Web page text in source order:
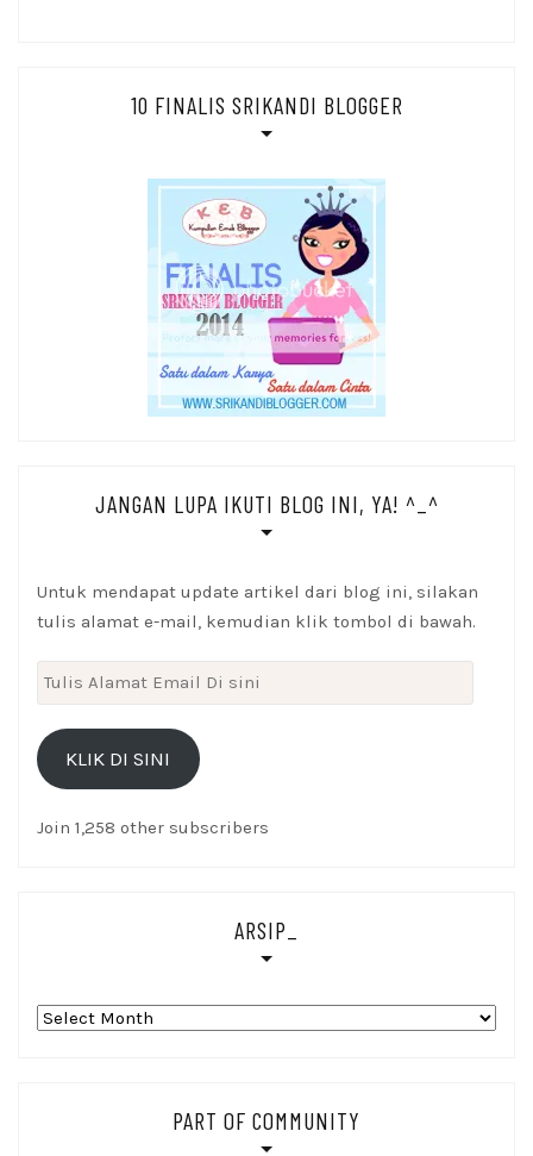
10 FINALIS SRIKANDI BLOGGER
JANGAN LUPA IKUTI BLOG INI, YA! ^_^
Untuk mendapat update artikel dari blog ini, silakan
tulis alamat e-mail, kemudian klik tombol di bawah.
Tulis
Alamat
Email
KLIK DI SINI
Join 1,258 other subscribers
ARSIP_
Arsip_
PART OF COMMUNITY